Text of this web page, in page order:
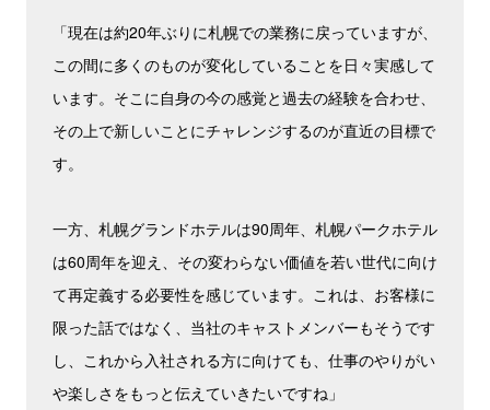
「現在は約20年ぶりに札幌での業務に戻っていますが、
この間に多くのものが変化していることを日々実感して
います。そこに自身の今の感覚と過去の経験を合わせ、
その上で新しいことにチャレンジするのが直近の目標で
す。
一方、札幌グランドホテルは90周年、札幌パークホテル
は60周年を迎え、その変わらない価値を若い世代に向け
て再定義する必要性を感じています。これは、お客様に
限った話ではなく、当社のキャストメンバーもそうです
し、これから入社される方に向けても、仕事のやりがい
や楽しさをもっと伝えていきたいですね」